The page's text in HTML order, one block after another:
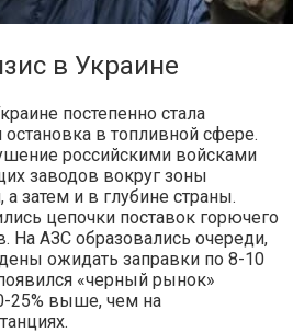
в Украине
постепенно стала
в топливной сфере.
российскими войсками
заводов вокруг зоны
затем и в глубине страны.
цепочки поставок горючего
На АЗС образовались очереди,
ожидать заправки по 8-10
«черный рынок»
25% выше, чем на